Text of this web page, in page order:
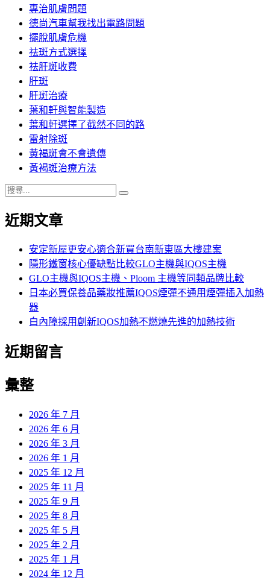
專治肌膚問題
德尚汽車幫我找出電路問題
擺脫肌膚危機
祛斑方式選擇
祛肝斑收費
肝斑
肝斑治療
葉和軒與智能製造
葉和軒選擇了截然不同的路
雷射除斑
黃褐斑會不會遺傳
黃褐斑治療方法
搜
關
近期文章
安定新屋更安心適合新買台南新東區大樓建案
隱形鐵窗核心優缺點比較GLO主機與IQOS主機
GLO主機與IQOS主機、Ploom 主機等同類品牌比較
日本必買保養品藥妝推薦IQOS煙彈不通用煙彈插入加熱
器
白內障採用創新IQOS加熱不燃燒先進的加熱技術
近期留言
彙整
2026 年 7 月
2026 年 6 月
2026 年 3 月
2026 年 1 月
2025 年 12 月
2025 年 11 月
2025 年 9 月
2025 年 8 月
2025 年 5 月
2025 年 2 月
2025 年 1 月
2024 年 12 月